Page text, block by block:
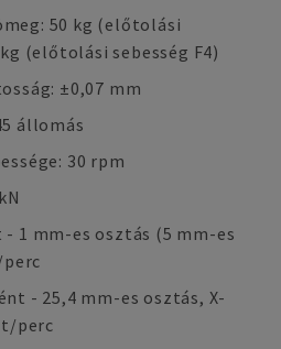
50 kg (előtolási
(előtolási sebesség F4)
±0,07 mm
állomás
30 rpm
1 mm-es osztás (5 mm-es
- 25,4 mm-es osztás, X-
perc